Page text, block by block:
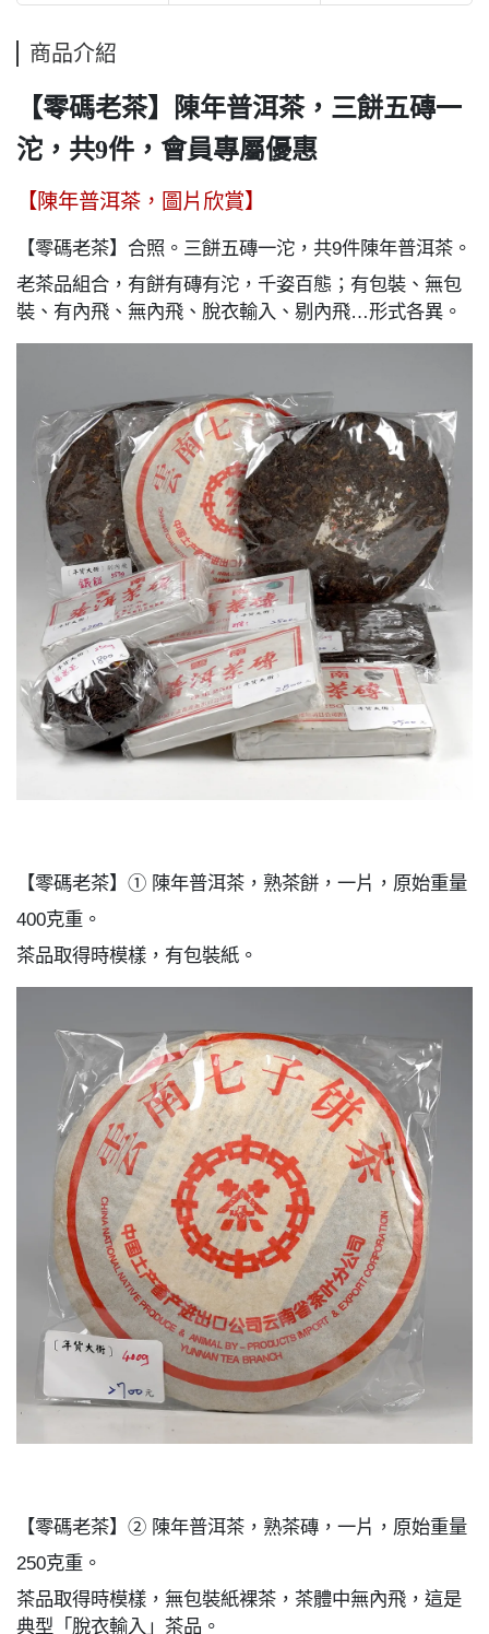
商品介紹
【零碼老茶】陳年普洱茶，三餅五磚一
沱，共9件，會員專屬優惠
【陳年普洱茶，圖片欣賞】
【零碼老茶】合照。三餅五磚一沱，共9件陳年普洱茶。
老茶品組合，有餅有磚有沱，千姿百態；有包裝、無包
裝、有內飛、無內飛、脫衣輸入、剔內飛…形式各異。
【零碼老茶】① 陳年普洱茶，熟茶餅，一片，原始重量
400克重。
茶品取得時模樣，有包裝紙。
【零碼老茶】② 陳年普洱茶，熟茶磚，一片，原始重量
250克重。
茶品取得時模樣，無包裝紙裸茶，茶體中無內飛，這是
典型「脫衣輸入」茶品。